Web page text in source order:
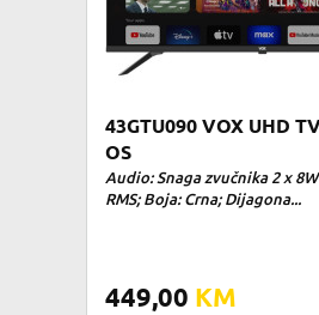
43GTU090 VOX UHD
OS
Audio: Snaga zvučnika 2 x 8W
RMS; Boja: Crna; Dijagona...
449,00 KM